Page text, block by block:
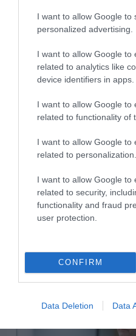
I want to allow Google to
personalized advertising.
I want to allow Google to
related to analytics like
device identifiers in apps.
I want to allow Google to
related to functionality of
I want to allow Google to
related to personalization.
I want to allow Google to
related to security,
functionality and fraud
user protection.
CONFIRM
Data Deletion Data
υπογραφή της Xiaomi
31.07.2026
ΟΛΗ Η ΡΟΗ
ARTIFICIAL